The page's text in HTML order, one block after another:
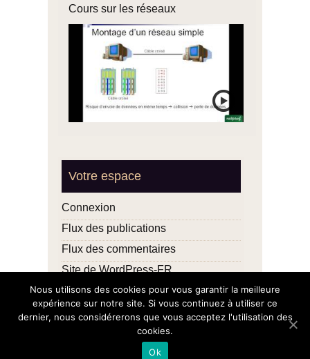
Cours sur les réseaux
Votre espace
Connexion
Flux des publications
Flux des commentaires
Site de WordPress-FR
Copyright 2015-2018 Kamel Msaoubi -
Nous utilisons des cookies pour vous garantir la meilleure
expérience sur notre site. Si vous continuez à utiliser ce
dernier, nous considérerons que vous acceptez l'utilisation des
cookies.
Ok